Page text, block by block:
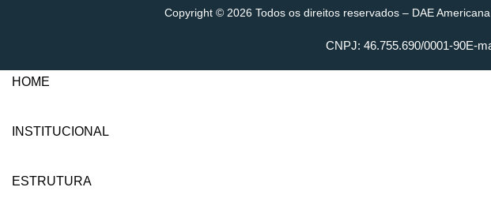
Copyright © 2026 Todos os direitos reservados – DAE
CNPJ: 46.755.690/0001-90E-
HOME
INSTITUCIONAL
ESTRUTURA